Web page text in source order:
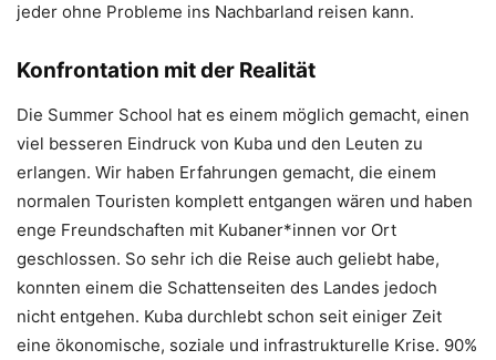
jeder ohne Probleme ins Nachbarland reisen kann.
Konfrontation mit der Realität
Die Summer School hat es einem möglich gemacht, einen
viel besseren Eindruck von Kuba und den Leuten zu
erlangen. Wir haben Erfahrungen gemacht, die einem
normalen Touristen komplett entgangen wären und haben
enge Freundschaften mit Kubaner*innen vor Ort
geschlossen. So sehr ich die Reise auch geliebt habe,
konnten einem die Schattenseiten des Landes jedoch
nicht entgehen. Kuba durchlebt schon seit einiger Zeit
eine ökonomische, soziale und infrastrukturelle Krise. 90%